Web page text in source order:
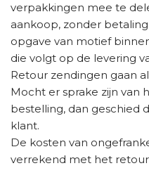
verpakkingen mee te
aankoop, zonder
opgave van motief
die volgt op de levering
Retour zendingen gaan
Mocht er sprake zijn van
bestelling, dan geschied
klant.
De kosten van
verrekend met het